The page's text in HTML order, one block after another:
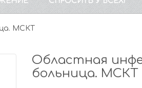
МСКТ
Областная
больница. МСКТ